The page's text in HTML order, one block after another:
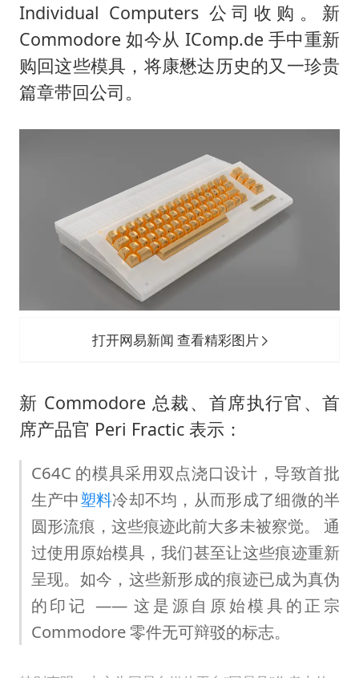
Individual Computers 公司收购。新
Commodore 如今从 IComp.de 手中重新
购回这些模具，将康懋达历史的又一珍贵
篇章带回公司。
打开网易新闻 查看精彩图片
新 Commodore 总裁、首席执行官、首
席产品官 Peri Fractic 表示：
C64C 的模具采用双点浇口设计，导致首批
生产中塑料冷却不均，从而形成了细微的半
圆形流痕，这些痕迹此前大多未被察觉。 通
过使用原始模具，我们甚至让这些痕迹重新
呈现。如今，这些新形成的痕迹已成为真伪
的印记 —— 这是源自原始模具的正宗
Commodore 零件无可辩驳的标志。